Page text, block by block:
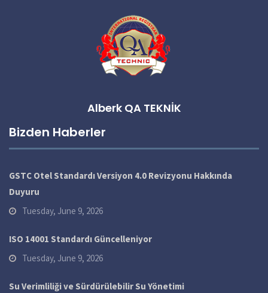
Alberk QA TEKNİK
Bizden Haberler
GSTC Otel Standardı Versiyon 4.0 Revizyonu Hakkında
Duyuru
Tuesday, June 9, 2026
ISO 14001 Standardı Güncelleniyor
Tuesday, June 9, 2026
Su Verimliliği ve Sürdürülebilir Su Yönetimi